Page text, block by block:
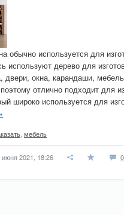
обычно используется для
используют дерево для
двери, окна, карандаши,
отлично подходит для
широко используется для
мебель
июня 2021, 18:26 0